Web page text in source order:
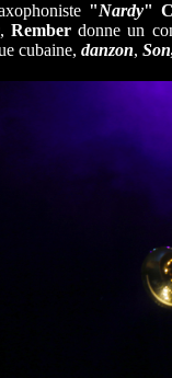
"Nardy"
,Rember donne un
cubaine, danzon,